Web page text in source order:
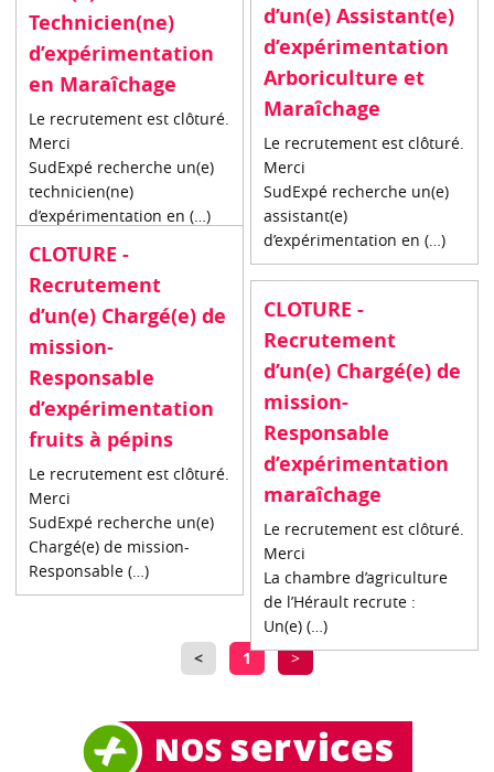
Technicien(ne)
d’expérimentation
en Maraîchage
Le recrutement est clôturé.
Merci
SudExpé recherche un(e)
technicien(ne)
d’expérimentation en (…)
d’un(e) Assistant(e)
d’expérimentation
Arboriculture et
Maraîchage
Le recrutement est clôturé.
Merci
SudExpé recherche un(e)
assistant(e)
d’expérimentation en (…)
CLOTURE -
Recrutement
d’un(e) Chargé(e) de
mission-
Responsable
d’expérimentation
fruits à pépins
Le recrutement est clôturé.
Merci
SudExpé recherche un(e)
Chargé(e) de mission-
Responsable (…)
CLOTURE -
Recrutement
d’un(e) Chargé(e) de
mission-
Responsable
d’expérimentation
maraîchage
Le recrutement est clôturé.
Merci
La chambre d’agriculture
de l’Hérault recrute :
Un(e) (…)
<
1 >